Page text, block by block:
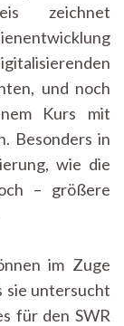
zeichnet
und noch
Kurs mit
Besonders in
wie die
– größere
im Zuge
sie untersucht
für den SWR